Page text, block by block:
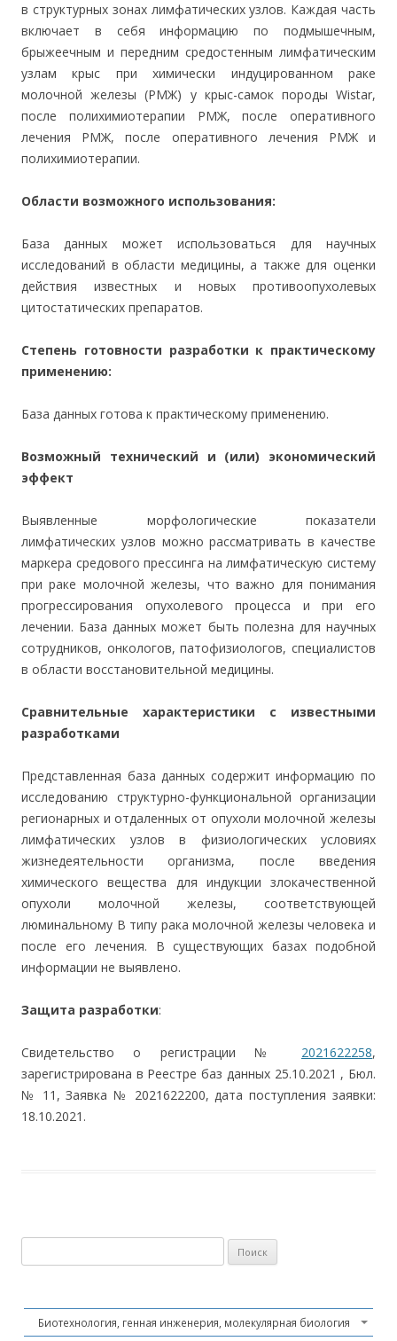
в структурных зонах лимфатических узлов. Каждая часть
включает в себя информацию по подмышечным,
брыжеечным и передним средостенным лимфатическим
узлам крыс при химически индуцированном раке
молочной железы (РМЖ) у крыс-самок породы Wistar,
после полихимиотерапии РМЖ, после оперативного
лечения РМЖ, после оперативного лечения РМЖ и
полихимиотерапии.
Области возможного использования:
База данных может использоваться для научных
исследований в области медицины, а также для оценки
действия известных и новых противоопухолевых
цитостатических препаратов.
Степень готовности разработки к практическому
применению:
База данных готова к практическому применению.
Возможный технический и (или) экономический
эффект
Выявленные морфологические показатели
лимфатических узлов можно рассматривать в качестве
маркера средового прессинга на лимфатическую систему
при раке молочной железы, что важно для понимания
прогрессирования опухолевого процесса и при его
лечении. База данных может быть полезна для научных
сотрудников, онкологов, патофизиологов, специалистов
в области восстановительной медицины.
Сравнительные характеристики с известными
разработками
Представленная база данных содержит информацию по
исследованию структурно-функциональной организации
регионарных и отдаленных от опухоли молочной железы
лимфатических узлов в физиологических условиях
жизнедеятельности организма, после введения
химического вещества для индукции злокачественной
опухоли молочной железы, соответствующей
люминальному В типу рака молочной железы человека и
после его лечения. В существующих базах подобной
информации не выявлено.
Защита разработки:
Свидетельство о регистрации № 2021622258,
зарегистрирована в Реестре баз данных 25.10.2021 , Бюл.
№ 11, Заявка № 2021622200, дата поступления заявки:
18.10.2021.
Биотехнология, генная инженерия, молекулярная биология